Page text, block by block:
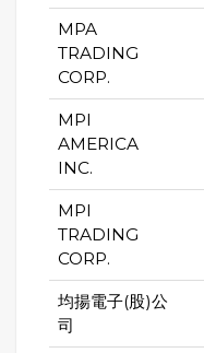
MPA
TRADING
CORP.
MPI
AMERICA
INC.
MPI
TRADING
CORP.
均揚電子(股)公
司